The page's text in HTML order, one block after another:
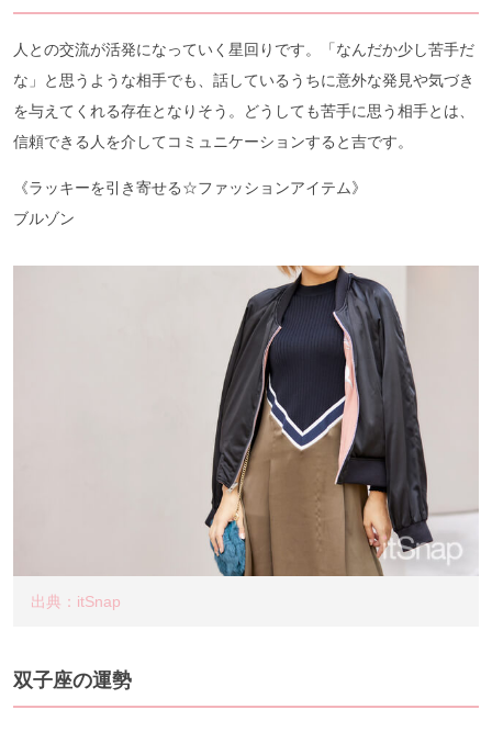
人との交流が活発になっていく星回りです。「なんだか少し苦手だ
な」と思うような相手でも、話しているうちに意外な発見や気づき
を与えてくれる存在となりそう。どうしても苦手に思う相手とは、
信頼できる人を介してコミュニケーションすると吉です。
《ラッキーを引き寄せる☆ファッションアイテム》
ブルゾン
出典：itSnap
双子座の運勢